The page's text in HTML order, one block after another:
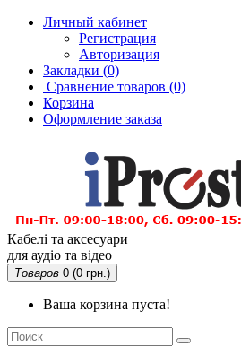
Личный кабинет
Регистрация
Авторизация
Закладки (0)
Сравнение товаров (0)
Корзина
Оформление заказа
Кабелі та аксесуари
для аудіо та відео
Товаров 0 (0 грн.)
Ваша корзина пуста!